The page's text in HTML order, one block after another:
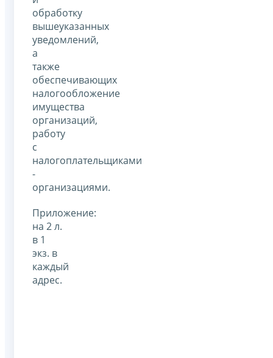
обработку
вышеуказанных
уведомлений,
а
также
обеспечивающих
налогообложение
имущества
организаций,
работу
с
налогоплательщиками
-
организациями.
Приложение:
на 2 л.
в 1
экз. в
каждый
адрес.